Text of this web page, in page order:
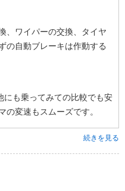
、ワイパーの交換、タイヤ
の自動ブレーキは作動する
にも乗ってみての比較でも安
の変速もスムーズです。
続きを見る